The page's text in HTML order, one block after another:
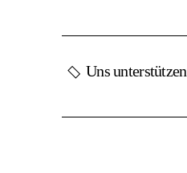
Uns unterstützen